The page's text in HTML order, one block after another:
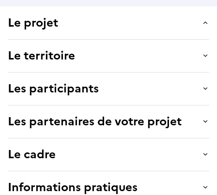
Le projet
Le territoire
Les participants
Les partenaires de votre projet
Le cadre
Informations pratiques